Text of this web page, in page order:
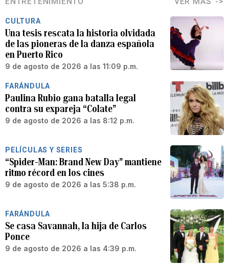
CULTURA
Una tesis rescata la historia olvidada
de las pioneras de la danza española
en Puerto Rico
9 de agosto de 2026 a las 11:09 p.m.
FARÁNDULA
Paulina Rubio gana batalla legal
contra su expareja “Colate”
9 de agosto de 2026 a las 8:12 p.m.
PELÍCULAS Y SERIES
“Spider-Man: Brand New Day” mantiene
ritmo récord en los cines
9 de agosto de 2026 a las 5:38 p.m.
FARÁNDULA
Se casa Savannah, la hija de Carlos
Ponce
9 de agosto de 2026 a las 4:39 p.m.